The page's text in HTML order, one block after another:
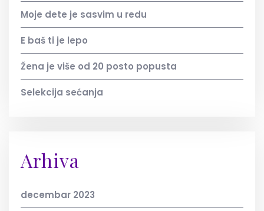
Moje dete je sasvim u redu
E baš ti je lepo
Žena je više od 20 posto popusta
Selekcija sećanja
Arhiva
decembar 2023